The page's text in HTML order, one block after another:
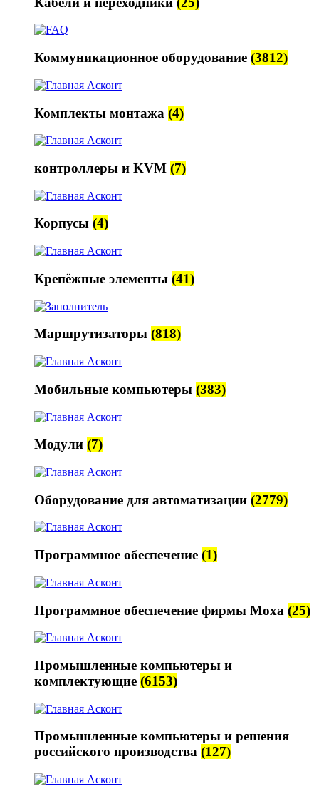
Коммуникационное оборудование (3812)
Комплекты монтажа (4)
контроллеры и KVM (7)
Корпусы (4)
Крепёжные элементы (41)
Маршрутизаторы (818)
Мобильные компьютеры (383)
Модули (7)
Оборудование для автоматизации (2779)
Программное обеспечение (1)
Программное обеспечение фирмы Moxa (25)
Промышленные компьютеры и
комплектующие (6153)
Промышленные компьютеры и решения
российского производства (127)